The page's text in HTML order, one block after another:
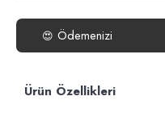
😍 Ödemenizi
Ürün Özellikleri